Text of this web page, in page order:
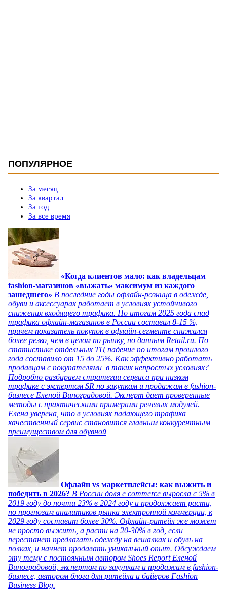
ПОПУЛЯРНОЕ
За месяц
За квартал
За год
За все время
«Когда клиентов мало: как владельцам
fashion-магазинов «выжать» максимум из каждого
зашедшего» В последние годы офлайн-розница в одежде,
обуви и аксессуарах работает в условиях устойчивого
снижения входящего трафика. По итогам 2025 года спад
трафика офлайн-магазинов в России составил 8-15 %,
причем показатель покупок в офлайн-сегменте снижался
более резко, чем в целом по рынку, по данным Retail.ru. По
статистике отдельных ТЦ падение по итогам прошлого
года составило от 15 до 25%. Как эффективно работать
продавцам с покупателями в таких непростых условиях?
Подробно разбираем стратегии сервиса при низком
трафике с экспертом SR по закупкам и продажам в fashion-
бизнесе Еленой Виноградовой. Эксперт дает проверенные
методы с практическими примерами речевых модулей.
Елена уверена, что в условиях падающего трафика
качественный сервис становится главным конкурентным
преимуществом для обувной
Офлайн vs маркетплейсы: как выжить и
победить в 2026? В России доля e commerce выросла с 5% в
2019 году до почти 23% в 2024 году и продолжает расти,
по прогнозам аналитиков рынка электронной коммерции, к
2029 году составит более 30%. Офлайн-ритейл же может
не просто выжить, а расти на 20-30% в год, если
перестанет предлагать одежду на вешалках и обувь на
полках, и начнет продавать уникальный опыт. Обсуждаем
эту тему с постоянным автором Shoes Report Еленой
Виноградовой, экспертом по закупкам и продажам в fashion-
бизнесе, автором блога для ритейла и байеров Fashion
Business Blog.